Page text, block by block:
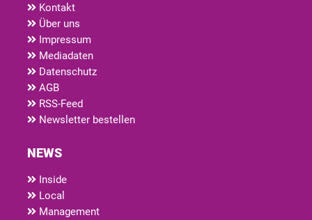
Kontakt
Über uns
Impressum
Mediadaten
Datenschutz
AGB
RSS-Feed
Newsletter bestellen
NEWS
Inside
Local
Management